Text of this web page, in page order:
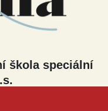
škola speciální